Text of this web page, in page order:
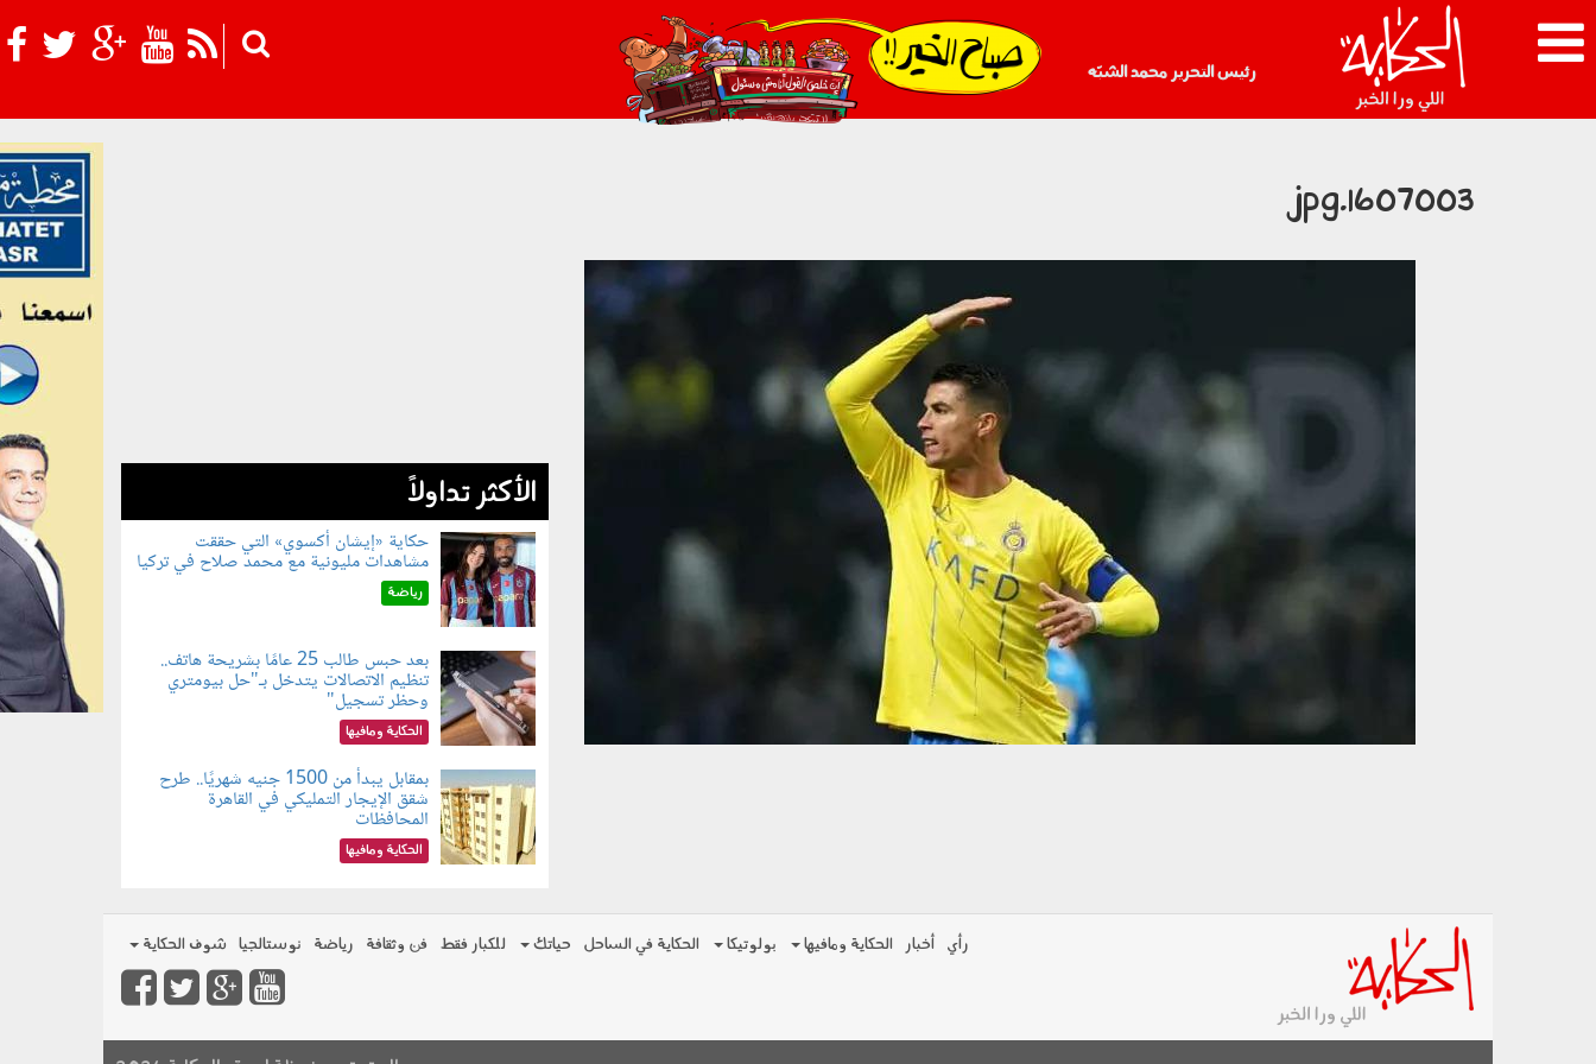
رئيس التحرير محمد الشبّه
021_2.png
1607003.jpg
الأكثر تداولاً
080802.jpg
حكاية «إيشان أكسوي» التي حققت
مشاهدات مليونية مع محمد صلاح في تركيا
رياضة
080803.jpg
بعد حبس طالب 25 عامًا بشريحة هاتف..
تنظيم الاتصالات يتدخل بـ"حل بيومتري
وحظر تسجيل"
الحكاية ومافيها
080801.jpg
بمقابل يبدأ من 1500 جنيه شهريًا.. طرح
شقق الإيجار التمليكي في القاهرة
المحافظات
الحكاية ومافيها
رأي أخبار الحكاية ومافيها بولوتيكا الحكاية في الساحل حياتك للكبار فقط فن وثقافة رياضة نوستالجيا شوف الحكاية